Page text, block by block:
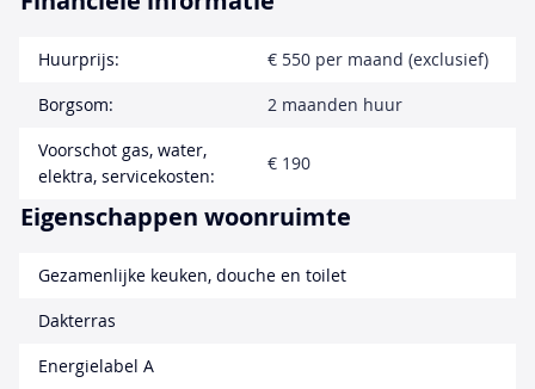
Huurprijs:
€ 550 per maand (exclusief)
Borgsom:
2 maanden huur
Voorschot gas, water,
elektra, servicekosten:
€ 190
Eigenschappen woonruimte
Gezamenlijke keuken, douche en toilet
Dakterras
Energielabel A